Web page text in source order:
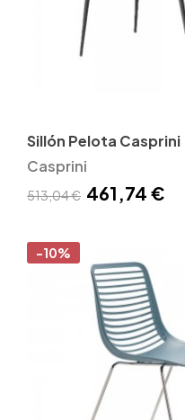
Sillón Pelota Casprini
Casprini
513,04 € 461,74 €
-10%